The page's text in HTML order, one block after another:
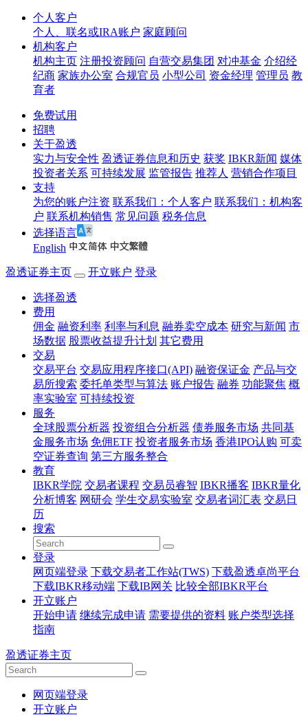
个人客户
个人、联名或IRA账户 家庭顾问
机构客户
机构主页 注册投资顾问 自营交易集团 对冲基金 介绍经
纪商 家族办公室 合规官员 小型公司 资金经理 管理员 教
育者
免费试用
招聘
关于盈透
实力与安全性 盈透证券信息和历史 获奖 IBKR新闻 媒体
投资者关系 可持续发展 监管报告 推荐人 营销合作项目
支持
为您的账户注资 联系我们：个人客户 联系我们：机构客
户 联系机构销售 常见问题 税务信息
选择语言
English
盈透证券主页 开立账户 登录
选择盈透
费用
佣金 融资利率 利率与利息 融券卖空成本 研究与新闻 市
场数据 股票收益提升计划 其它费用
交易
交易平台 交易应用程序接口(API) 融资保证金 产品与交
易所搜索 委托单类型与算法 账户报告 融券 功能聚焦 概
率实验室 可持续投资
服务
全球股票分析器 投资组合分析器 债券服务市场 共同基
金服务市场 免佣ETF 投资者服务市场 香港IPO认购 可卖
空证券查询 第三方服务整合
教育
IBKR学院 交易者课程 交易员睿智 IBKR播客 IBKR量化
分析博客 网研会 学生交易实验室 交易者词汇表 交易日
历
搜索
登录
网页端登录 下载交易者工作站(TWS) 下载盈透卓尚平台
下载IBKR移动端 下载IB网关 比较全部IBKR平台
开立账户
开始申请 继续完成申请 需要提供的资料 账户类型选择
指南
盈透证券主页
网页端登录
开立账户